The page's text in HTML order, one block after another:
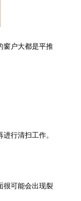
窗户大都是平推
行清扫工作。
很可能会出现裂